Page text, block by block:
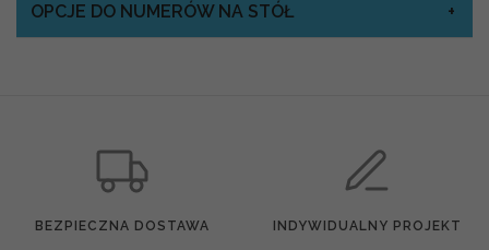
OPCJE DO NUMERÓW NA STÓŁ
BEZPIECZNA DOSTAWA INDYWIDUALNY PROJEKT